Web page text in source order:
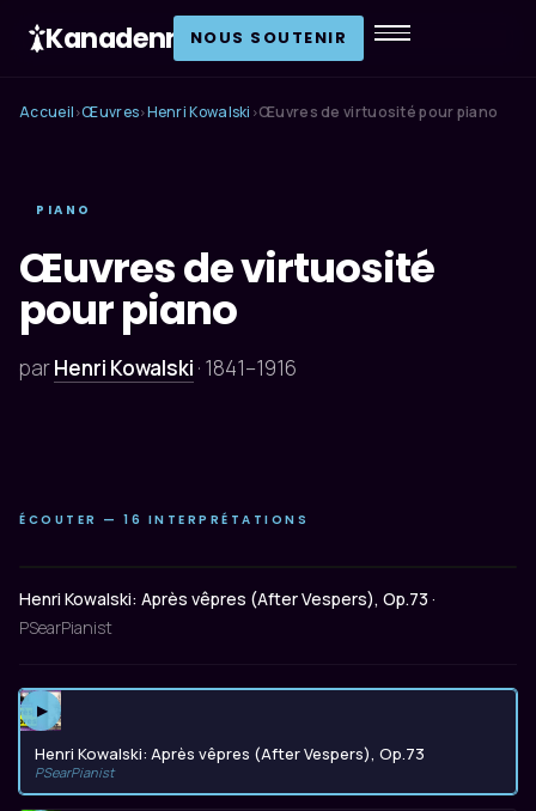
Kanadenn NOUS SOUTENIR
Accueil ›Œuvres›Henri Kowalski ›Œuvres de virtuosité pour piano
PIANO
Œuvres de virtuosité
pour piano
parHenri Kowalski · 1841–1916
ÉCOUTER — 16 INTERPRÉTATIONS
Henri Kowalski: Après vêpres (After Vespers), Op.73 ·
PSearPianist
▶
Henri Kowalski: Après vêpres (After Vespers), Op.73
PSearPianist